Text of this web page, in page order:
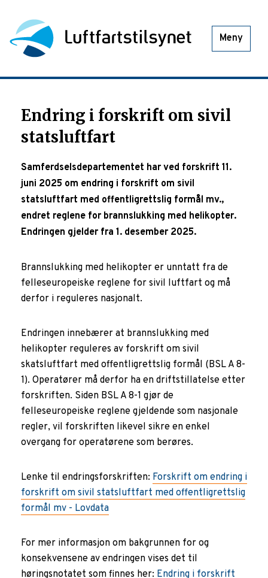
Meny
Endring i forskrift om sivil
statsluftfart
Samferdselsdepartementet har ved forskrift 11.
juni 2025 om endring i forskrift om sivil
statsluftfart med offentligrettslig formål mv.,
endret reglene for brannslukking med helikopter.
Endringen gjelder fra 1. desember 2025.
Brannslukking med helikopter er unntatt fra de
felleseuropeiske reglene for sivil luftfart og må
derfor i reguleres nasjonalt.
Endringen innebærer at brannslukking med
helikopter reguleres av forskrift om sivil
skatsluftfart med offentligrettslig formål (BSL A 8-
1). Operatører må derfor ha en driftstillatelse etter
forskriften. Siden BSL A 8-1 gjør de
felleseuropeiske reglene gjeldende som nasjonale
regler, vil forskriften likevel sikre en enkel
overgang for operatørene som berøres.
Lenke til endringsforskriften: Forskrift om endring i
forskrift om sivil statsluftfart med offentligrettslig
formål mv - Lovdata
For mer informasjon om bakgrunnen for og
konsekvensene av endringen vises det til
høringsnotatet som finnes her: Endring i forskrift